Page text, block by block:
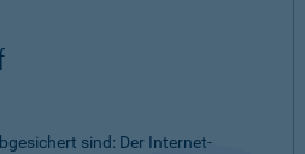
sind: Der Internet-